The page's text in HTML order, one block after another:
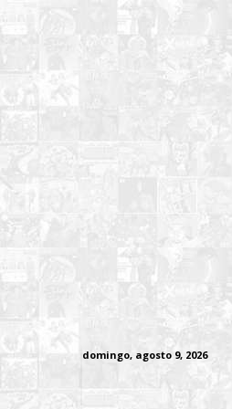
domingo, agosto 9, 2026